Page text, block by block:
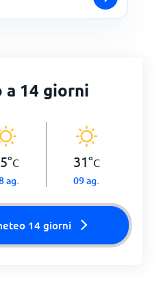
a 14 giorni
°C
ag.
31°C
09 ag.
14 giorni